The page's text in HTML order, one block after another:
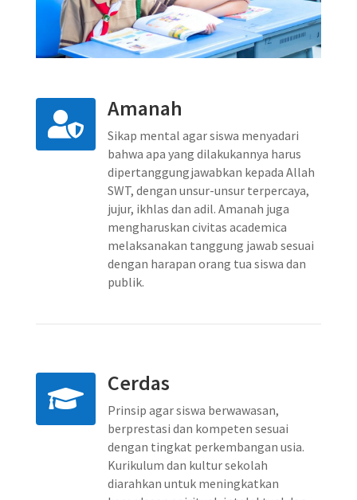

Amanah
Sikap mental agar siswa menyadari
bahwa apa yang dilakukannya harus
dipertanggungjawabkan kepada Allah
SWT, dengan unsur-unsur terpercaya,
jujur, ikhlas dan adil. Amanah juga
mengharuskan civitas academica
melaksanakan tanggung jawab sesuai
dengan harapan orang tua siswa dan
publik.

Cerdas
Prinsip agar siswa berwawasan,
berprestasi dan kompeten sesuai
dengan tingkat perkembangan usia.
Kurikulum dan kultur sekolah
diarahkan untuk meningkatkan